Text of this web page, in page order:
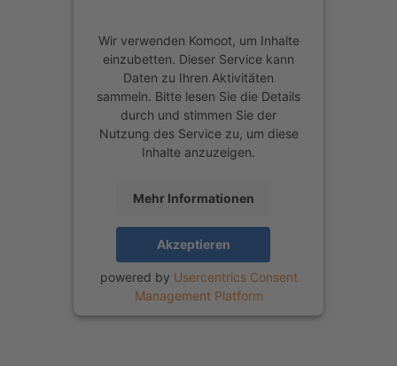
die Zeit, die wir auf dem
Familienwanderweg unterwegs sein
werden. Ganz schön beeindruckend!
An einem überdimensionalen
Bilderrahmen mit Postkartenblick auf
Picknickstelle. Frisch gestärkt geht es
weiter in den Wald: Wie klingt
eigentlich Holz? Probiere es an einem
riesigen Holzxylophon doch einfach
mal aus. Und welche Tiere leben hier
Wir verwenden Komoot, um Inhalte
einzubetten. Dieser Service kann
Daten zu Ihren Aktivitäten
sammeln. Bitte lesen Sie die Details
durch und stimmen Sie der
Nutzung des Service zu, um diese
Inhalte anzuzeigen.
Mehr Informationen
Akzeptieren
powered by Usercentrics Consent
Management Platform